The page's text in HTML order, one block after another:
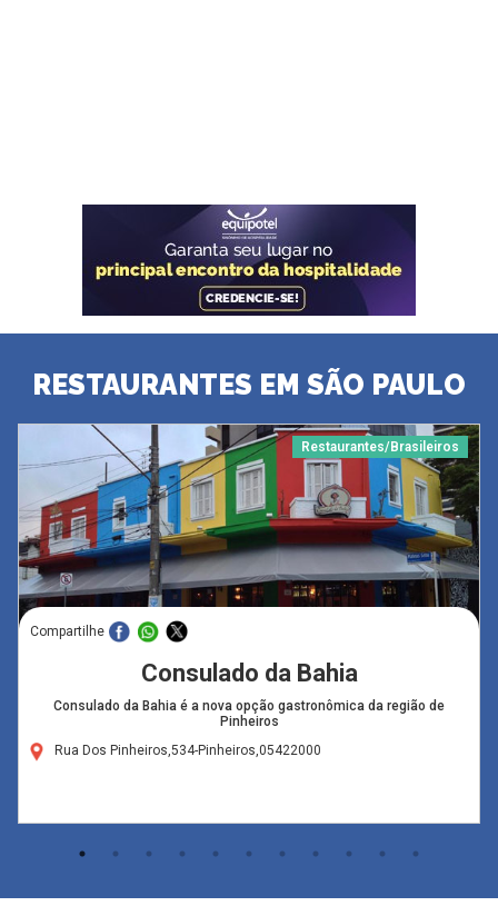
RESTAURANTES EM SÃO PAULO
Restaurantes/Brasileiros
Compartilhe
Consulado da Bahia
Consulado da Bahia é a nova opção gastronômica da região de
Pinheiros
Rua Dos Pinheiros,534-Pinheiros,05422000